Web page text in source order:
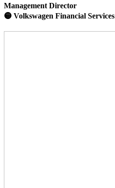
Management Director
🟡 Volkswagen Financial Services